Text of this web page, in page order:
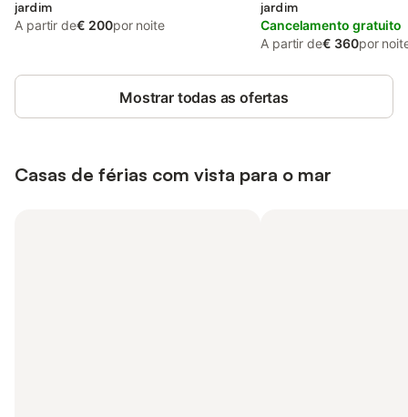
jardim
A partir de€ 200por noite
jardim
Cancelamento gratuito
A partir de€ 360por
Mostrar todas as ofertas
Casas de férias com vista para o mar